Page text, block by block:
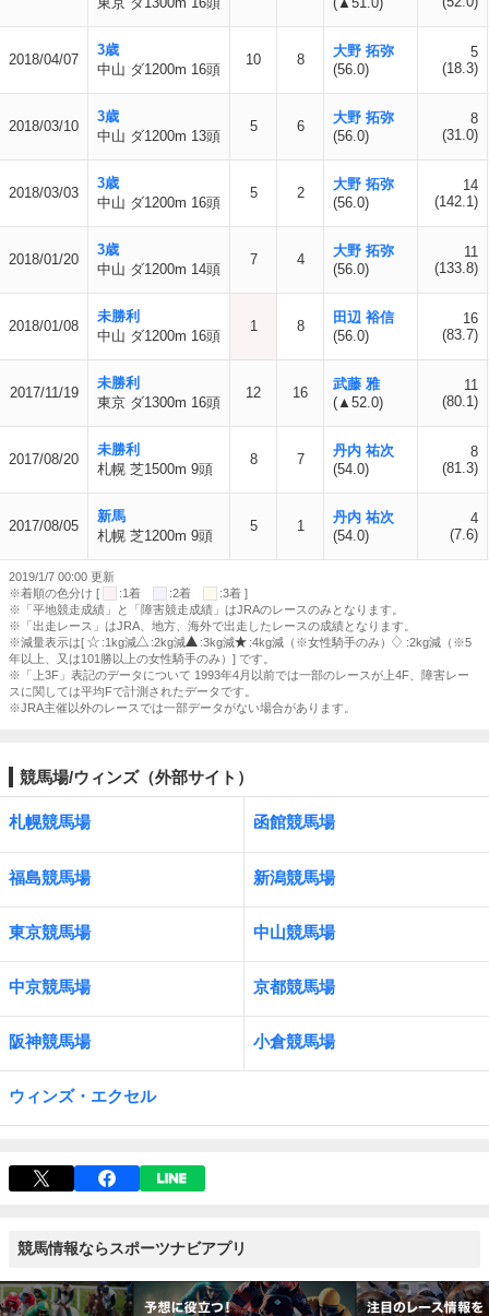
2018/04/07
3歳
中山 ダ1200m 16頭
10 8
大野 拓弥
(56.0)
5
(18.3)
2018/03/10
3歳
中山 ダ1200m 13頭
5 6
大野 拓弥
(56.0)
8
(31.0)
2018/03/03
3歳
中山 ダ1200m 16頭
5 2
大野 拓弥
(56.0)
14
(142.1)
2018/01/20
3歳
中山 ダ1200m 14頭
7 4
大野 拓弥
(56.0)
11
(133.8)
2018/01/08
未勝利
中山 ダ1200m 16頭
1 8
田辺 裕信
(56.0)
16
(83.7)
2017/11/19
未勝利
東京 ダ1300m 16頭
12 16
武藤 雅
(▲52.0)
11
(80.1)
2017/08/20
未勝利
札幌 芝1500m 9頭
8 7
丹内 祐次
(54.0)
8
(81.3)
2017/08/05
新馬
札幌 芝1200m 9頭
5 1
丹内 祐次
(54.0)
4
(7.6)
2019/1/7 00:00 更新
※着順の色分け [
:1着 :2着
:3着 ]
※「平地競走成績」と「障害競走成績」はJRAのレースのみとなります。
※「出走レース」はJRA、地方、海外で出走したレースの成績となります。
※減量表示は[
:1kg減 :2kg減 :3kg減 :4kg減（※女性騎手のみ）
:2kg減（※5
年以上、又は101勝以上の女性騎手のみ）] です。
※「上3F」表記のデータについて 1993年4月以前では一部のレースが上4F、障害レー
スに関しては平均Fで計測されたデータです。
※JRA主催以外のレースでは一部データがない場合があります。
競馬場/ウィンズ（外部サイト）
札幌競馬場 函館競馬場
福島競馬場 新潟競馬場
東京競馬場 中山競馬場
中京競馬場 京都競馬場
阪神競馬場 小倉競馬場
ウィンズ・エクセル
競馬情報ならスポーツナビアプリ